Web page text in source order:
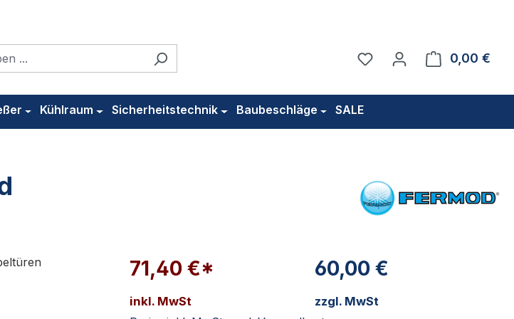
Du hast 0 Produkte auf
0,00 €
Kühlraum Sicherheitstechnik Baubeschläge SALE
71,40 €*
inkl. MwSt
60,00 €
zzgl. MwSt